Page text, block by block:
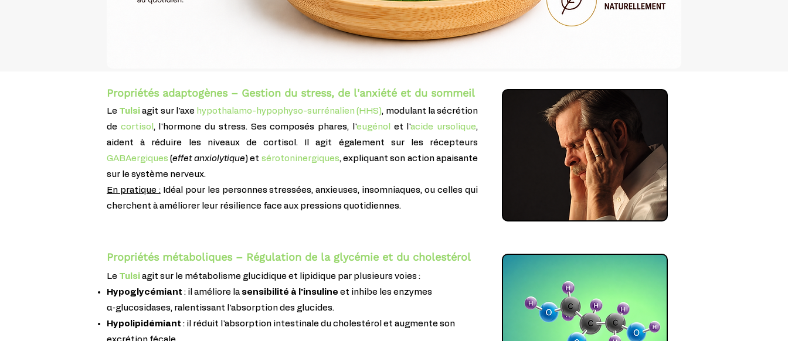
Propriétés adaptogènes – Gestion du stress, de l'anxiété et du sommeil
Le Tulsi agit sur l'axe hypothalamo-hypophyso-surrénalien (HHS), modulant la sécrétion
de cortisol , l'hormone du stress. Ses composés phares, l'eugénol et l'acide ursolique,
aident à réduire les niveaux de cortisol. Il agit également sur les récepteurs
GABAergiques (effet anxiolytique) et sérotoninergiques, expliquant son action apaisante
sur le système nerveux.
En pratique :Idéal pour les personnes stressées, anxieuses, insomniaques, ou celles qui
cherchent à améliorer leur résilience face aux pressions quotidiennes.
Propriétés métaboliques – Régulation de la glycémie et du cholestérol
Le Tulsi agit sur le métabolisme glucidique et lipidique par plusieurs voies :
Hypoglycémiant : il améliore la sensibilité à l'insuline et inhibe les enzymes
α‑glucosidases, ralentissant l'absorption des glucides.
Hypolipidémiant : il réduit l'absorption intestinale du cholestérol et augmente son